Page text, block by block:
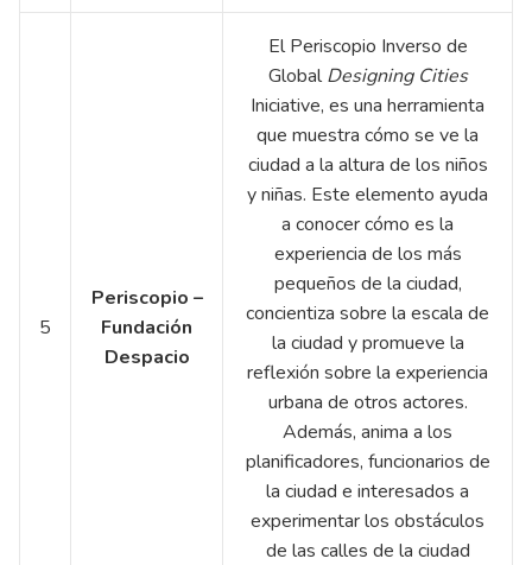
5
Periscopio –
Fundación
Despacio
El Periscopio Inverso de
GlobalDesigning Cities
Iniciative, es una herramienta
que muestra cómo se ve la
ciudad a la altura de los niños
y niñas. Este elemento ayuda
a conocer cómo es la
experiencia de los más
pequeños de la ciudad,
concientiza sobre la escala de
la ciudad y promueve la
reflexión sobre la experiencia
urbana de otros actores.
Además, anima a los
planificadores, funcionarios de
la ciudad e interesados a
experimentar los obstáculos
de las calles de la ciudad